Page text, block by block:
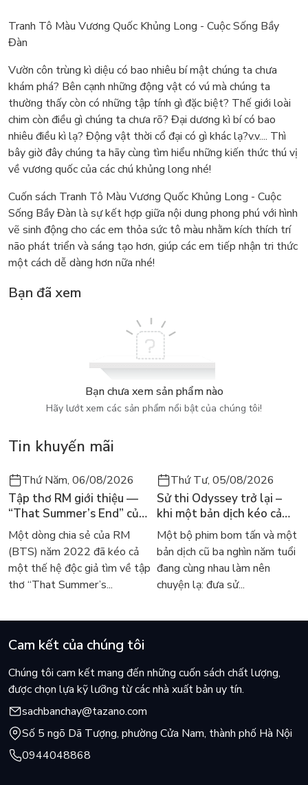
Tranh Tô Màu Vương Quốc Khủng Long - Cuộc Sống Bầy
Đàn
Vườn côn trùng kì diệu có bao nhiêu bí mật chúng ta chưa
khám phá? Bên cạnh những động vật có vú mà chúng ta
thường thấy còn có những tập tính gì đặc biệt? Thế giới loài
chim còn điều gì chúng ta chưa rõ? Đại dương kì bí có bao
nhiêu điều kì lạ? Động vật thời cổ đại có gì khác lạ?v.v.... Thì
bây giờ đây chúng ta hãy cùng tìm hiểu những kiến thức thú vị
về vương quốc của các chú khủng long nhé!
Cuốn sách Tranh Tô Màu Vương Quốc Khủng Long - Cuộc
Sống Bầy Đàn là sự kết hợp giữa nội dung phong phú với hình
vẽ sinh động cho các em thỏa sức tô màu nhằm kích thích trí
não phát triển và sáng tạo hơn, giúp các em tiếp nhận tri thức
một cách dễ dàng hơn nữa nhé!
Bạn đã xem
Bạn chưa xem sản phẩm nào
Hãy lướt xem các sản phẩm nổi bật của chúng tôi!
Tin khuyến mãi
Thứ Năm, 06/08/2026
Tập thơ RM giới thiệu —
“That Summer’s End” của
Lee Seong-bok ra mắt bản
tiếng Anh sau 4 năm gây
sốt
Một dòng chia sẻ của RM
(BTS) năm 2022 đã kéo cả
một thế hệ độc giả tìm về tập
thơ “That Summer’s...
Thứ Tư, 05/08/2026
Sử thi Odyssey trở lại –
khi một bản dịch kéo cả
thế giới về với văn học
kinh điển
Một bộ phim bom tấn và một
bản dịch cũ ba nghìn năm tuổi
đang cùng nhau làm nên
chuyện lạ: đưa sử...
Cam kết của chúng tôi
Chúng tôi cam kết mang đến những cuốn sách chất lượng,
được chọn lựa kỹ lưỡng từ các nhà xuất bản uy tín.
sachbanchay@tazano.com
Số 5 ngõ Dã Tượng, phường Cửa Nam, thành phố Hà Nội
0944048868